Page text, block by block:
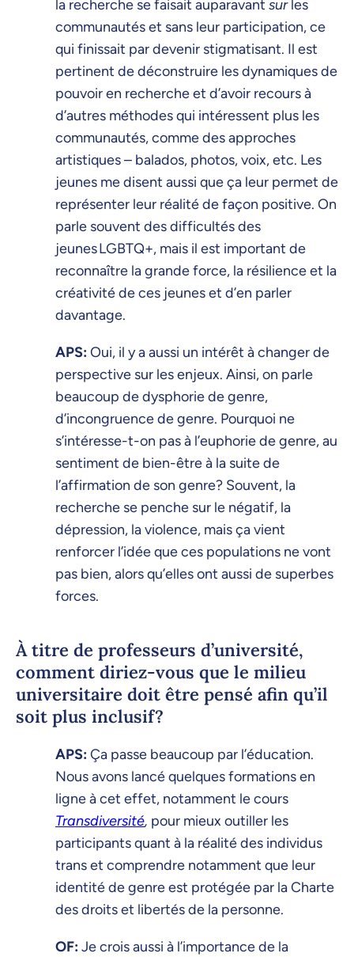
la recherche se faisait auparavant surles
communautés et sans leur participation, ce
qui finissait par devenir stigmatisant. Il est
pertinent de déconstruire les dynamiques de
pouvoir en recherche et d’avoir recours à
d’autres méthodes qui intéressent plus les
communautés, comme des approches
artistiques – balados, photos, voix, etc. Les
jeunes me disent aussi que ça leur permet de
représenter leur réalité de façon positive. On
parle souvent des difficultés des
jeunes LGBTQ+, mais il est important de
reconnaître la grande force, la résilience et la
créativité de ces jeunes et d’en parler
davantage.
APS:Oui, il y a aussi un intérêt à changer de
perspective sur les enjeux. Ainsi, on parle
beaucoup de dysphorie de genre,
d’incongruence de genre. Pourquoi ne
s’intéresse-t-on pas à l’euphorie de genre, au
sentiment de bien-être à la suite de
l’affirmation de son genre? Souvent, la
recherche se penche sur le négatif, la
dépression, la violence, mais ça vient
renforcer l’idée que ces populations ne vont
pas bien, alors qu’elles ont aussi de superbes
forces.
À titre de professeurs d’université,
comment diriez-vous que le milieu
universitaire doit être pensé afin qu’il
soit plus inclusif?
APS:Ça passe beaucoup par l’éducation.
Nous avons lancé quelques formations en
ligne à cet effet, notamment le cours
Transdiversité, pour mieux outiller les
participants quant à la réalité des individus
trans et comprendre notamment que leur
identité de genre est protégée par la Charte
des droits et libertés de la personne.
OF:Je crois aussi à l’importance de la